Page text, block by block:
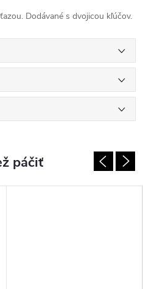
Dodávané s dvojicou kľúčov.